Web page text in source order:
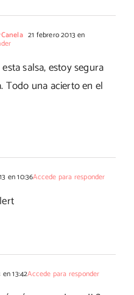
21 febrero 2013 en
salsa, estoy segura
Todo una acierto en el
en 10:36Accede para responder
13:42Accede para responder